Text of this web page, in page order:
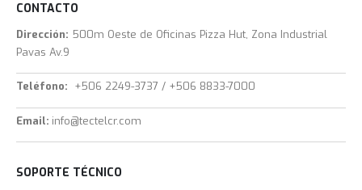
CONTACTO
Dirección: 500m Oeste de Oficinas Pizza Hut, Zona Industrial
Pavas Av.9
Teléfono: +506 2249-3737 / +506 8833-7000
Email: info@tectelcr.com
SOPORTE TÉCNICO